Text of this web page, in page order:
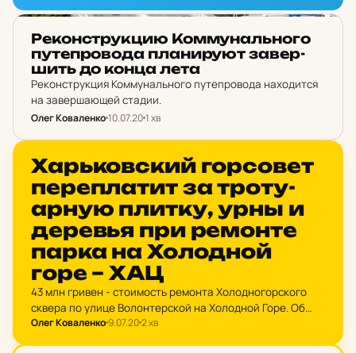
Ре­кон­струк­цию Ком­му­наль­но­го
пу­теп­ро­во­да пла­ни­ру­ют за­вер­
шить до конца лета
Реконструкция Коммунального путепровода находится
на завершающей стадии.
Олег Коваленко10.07.201 хв
НОВИНИ ХАРКОВА
Харь­ков­ский гор­со­вет
пе­реп­ла­тит за тро­ту­
ар­ную плитку, урны и
де­ревья при ре­мон­те
парка на Хо­лод­ной
горе – ХАЦ
43 млн гривен - стоимость ремонта Холодногорского
сквера по улице Волонтерской на Холодной Горе. Об
этом стало известно из системы публичных закупок
Олег Коваленко9.07.202 хв